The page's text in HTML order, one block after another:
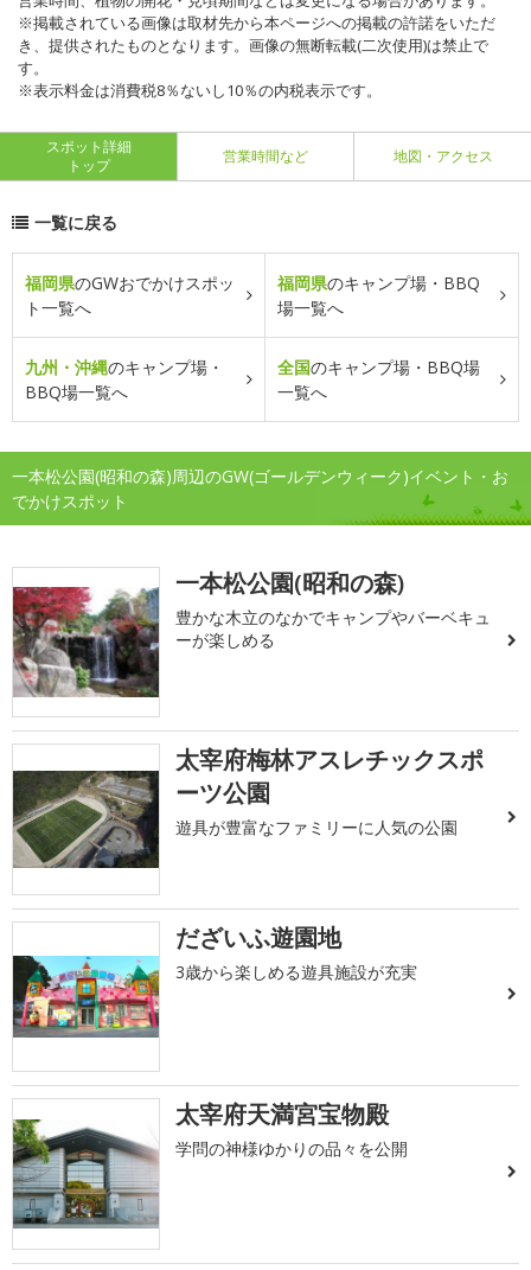
※掲載されている画像は取材先から本ページへの掲載の許諾をいただ
き、提供されたものとなります。画像の無断転載(二次使用)は禁止で
す。
※表示料金は消費税8％ないし10％の内税表示です。
スポット詳細
トップ
営業時間など 地図・アクセス
一覧に戻る
福岡県のGWおでかけスポッ
ト一覧へ
福岡県のキャンプ場・BBQ
場一覧へ
九州・沖縄のキャンプ場・
BBQ場一覧へ
全国のキャンプ場・BBQ場
一覧へ
一本松公園(昭和の森)周辺のGW(ゴールデンウィーク)イベント・お
でかけスポット
一本松公園(昭和の森)
豊かな木立のなかでキャンプやバーベキュ
ーが楽しめる
太宰府梅林アスレチックスポ
ーツ公園
遊具が豊富なファミリーに人気の公園
だざいふ遊園地
3歳から楽しめる遊具施設が充実
太宰府天満宮宝物殿
学問の神様ゆかりの品々を公開